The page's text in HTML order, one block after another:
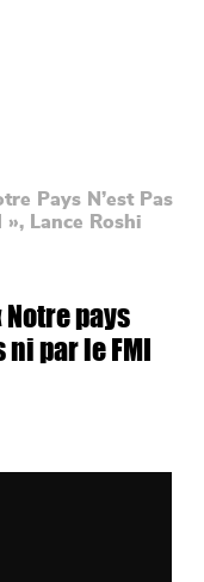
Pays N’est Pas
», Lance Roshi
pays
ni par le FMI